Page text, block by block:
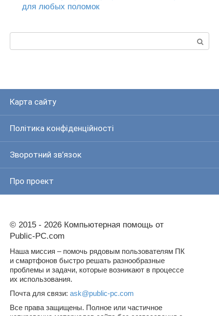
для любых поломок
Карта сайту
Політика конфіденційності
Зворотний зв’язок
Про проект
© 2015 - 2026 Компьютерная помощь от
Public-PC.com
Наша миссия – помочь рядовым пользователям ПК
и смартфонов быстро решать разнообразные
проблемы и задачи, которые возникают в процессе
их использования.
Почта для связи: ask@public-pc.com
Все права защищены. Полное или частичное